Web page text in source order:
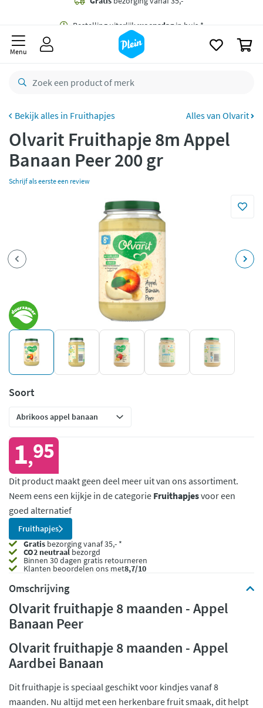
Bestelling uiterlijkwoensdag
retourneren
CO2 neutraal
Betaal met Klarna
Menu
Fruithapjes Alles van Olvarit
Olvarit Fruithapje 8m Appel
Banaan Peer 200 gr
Schrijf als eerste een review
Soort
1,95
Dit product maakt geen deel meer uit van ons assortiment.
Neem eens een kijkje in de categorie Fruithapjesvoor een
goed alternatief
Fruithapjes
Gratis bezorging vanaf 35,- *
CO2 neutraalbezorgd
Binnen 30 dagen gratis retourneren
Klanten beoordelen ons met8,7/10
Omschrijving
Olvarit fruithapje 8 maanden - Appel
Banaan Peer
Olvarit fruithapje 8 maanden - Appel
Aardbei Banaan
Dit fruithapje is speciaal geschikt voor kindjes vanaf 8
maanden. Nu altijd met een herkenbare fruit smaak, dit helpt